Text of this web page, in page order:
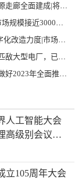
全、实现“双碳”目标提供有力支撑
、智慧电网等将占60%以上
进企业计量能力提升的指导意见
已入选国际典型案例
兴重点工作的意见》发布
人工智能大会
高级别会议开
立105周年大会